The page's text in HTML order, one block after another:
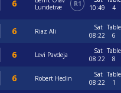
Lundetræ
R1
10:49
4
Riaz Ali
Sat
08:22
Table
6
Levi Pavdeja
Sat
08:22
Table
8
Robert Hedin
Sat
08:22
Table
1